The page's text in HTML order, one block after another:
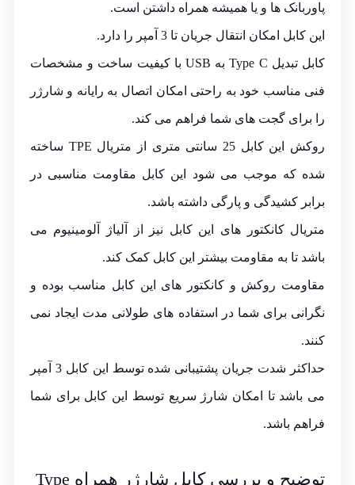
پاوربانک ها و یا همیشه همراه داشتن است.
این کابل امکان انتقال جریان تا 3 آمپر را دارد.
کابل تبدیل Type C به USB با کیفیت ساخت و مشخصات
فنی مناسب خود به راحتی امکان اتصال به رایانه و شارژر
را برای گجت های شما فراهم می کند.
روکش این کابل 25 سانتی متری از متریال TPE ساخته
شده که موجب می شود این کابل مقاومت مناسبی در
برابر کشیدگی و پارگی داشته باشد.
متریال کانکتور های این کابل نیز از آلیاژ آلومینیوم می
باشد تا به مقاومت بیشتر این کابل کمک کند.
مقاومت روکش و کانکتور های این کابل مناسب بوده و
نگرانی برای شما در استفاده های طولانی مدت ایجاد نمی
کنند.
حداکثر شدت جریان پشتیبانی شده توسط این کابل 3 آمپر
می باشد تا امکان شارژ سریع توسط این کابل برای شما
فراهم باشد.
توضیح و بررسی کابل شارژر همراه Type